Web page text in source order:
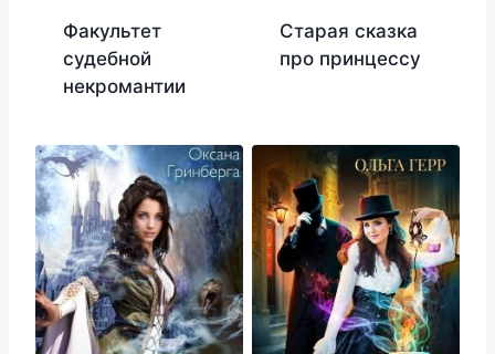
Факультет
судебной
некромантии
Старая сказка
про принцессу